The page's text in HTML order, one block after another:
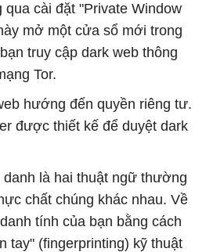
qua cài đặt "Private Window
mở một cửa sổ mới trong
truy cập dark web thông
Tor.
hướng đến quyền riêng tư.
được thiết kế để duyệt dark
là hai thuật ngữ thường
chất chúng khác nhau. Về
tính của bạn bằng cách
tay" (fingerprinting) kỹ thuật